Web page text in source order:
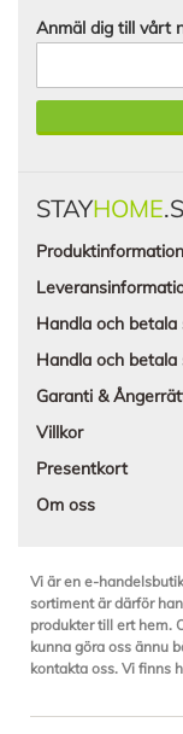
Anmäl dig till vårt
STAYHOME
Produktinformation
Handla och
Handla och
Garanti &
Villkor
Presentkort
Om oss
Vi är en e-
sortiment är därför
produkter till ert hem.
kunna göra oss ännu
kontakta oss. Vi finns